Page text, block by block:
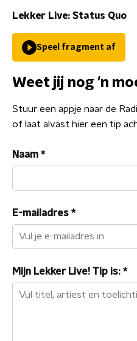
Lekker Live: Status Quo
Speel fragment af
Weet jij nog 'n
Stuur een appje naar de
of laat alvast hier een tip
Naam *
E-mailadres *
Mijn Lekker Live! Tip is: *